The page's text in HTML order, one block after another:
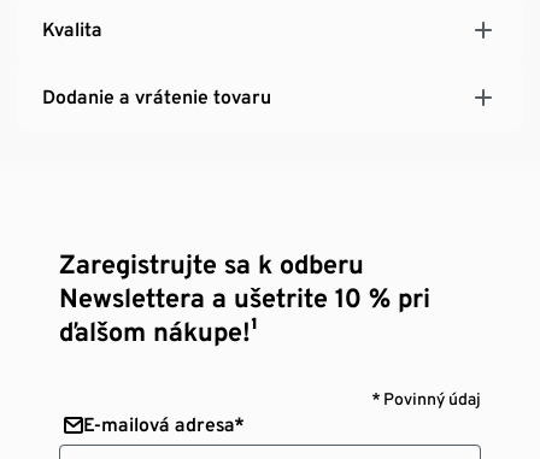
Kvalita
Dodanie a vrátenie tovaru
Zaregistrujte sa k odberu
Newslettera a ušetrite 10 % pri
ďalšom nákupe!¹
* Povinný údaj
E-mailová adresa*